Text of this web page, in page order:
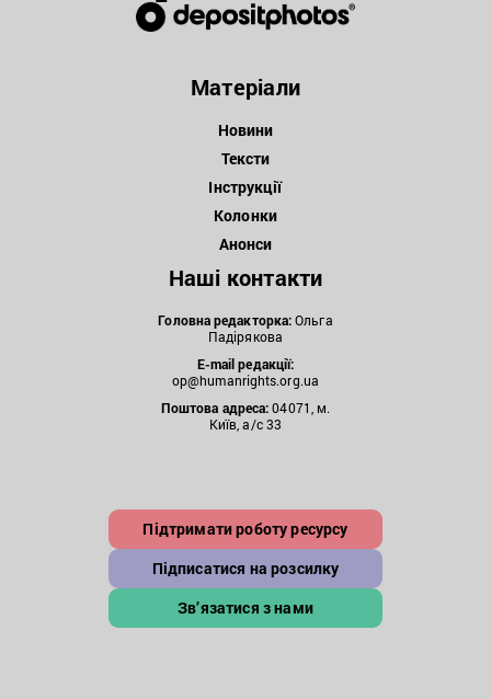
Матеріали
Новини
Тексти
Інструкції
Колонки
Анонси
Наші контакти
Головна редакторка:Ольга
Падірякова
E-mail редакції:
op@humanrights.org.ua
Поштова адреса:04071, м.
Київ, а/с 33
Підтримати роботу ресурсу
Підписатися на розсилку
Зв’язатися з нами